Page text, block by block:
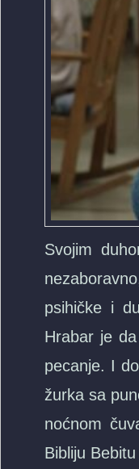
Svojim
psihičke i
Hrabar je
pecanje. I
žurka sa
noćnom
Bibliju